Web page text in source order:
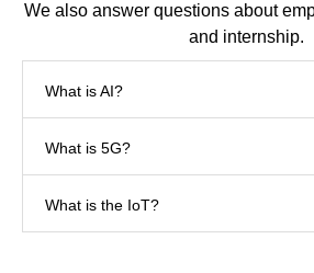
We also answer questions about
and internship.
What is AI?
What is 5G?
What is the IoT?